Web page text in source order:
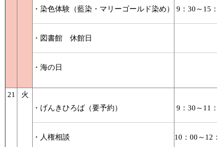
・染色体験（藍染・マリーゴールド染め）
・図書館 休館日
・海の日
9：30～15：
21
火
・げんきひろば（要予約）
・人権相談
9：30～11：
10：00～12：